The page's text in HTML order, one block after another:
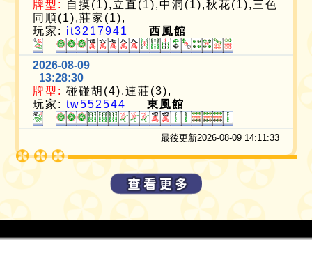
牌型:
自摸(1),立直(1),中洞(1),秋花(1),三色
同順(1),莊家(1),
玩家: it3217941 西風館
2026-08-09
13:28:30
牌型: 碰碰胡(4),連莊(3),
玩家:tw552544 東風館
最後更新2026-08-09 14:11:33